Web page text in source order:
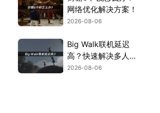
网络优化解决方案！
2026-08-06
Big Walk联机延迟
高？快速解决多人联
机卡顿问题！
2026-08-06